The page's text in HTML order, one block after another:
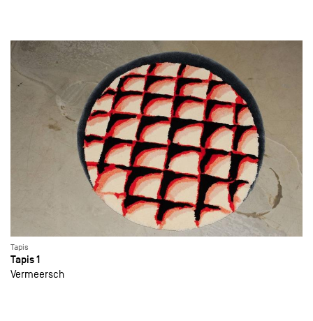
Tapis
Tapis 1
Vermeersch